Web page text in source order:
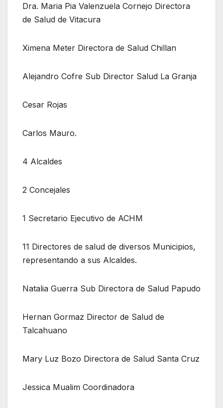
Dra. Maria Pia Valenzuela Cornejo Directora
de Salud de Vitacura
Ximena Meter Directora de Salud Chillan
Alejandro Cofre Sub Director Salud La Granja
Cesar Rojas
Carlos Mauro.
4 Alcaldes
2 Concejales
1 Secretario Ejecutivo de ACHM
11 Directores de salud de diversos Municipios,
representando a sus Alcaldes.
Natalia Guerra Sub Directora de Salud Papudo
Hernan Gormaz Director de Salud de
Talcahuano
Mary Luz Bozo Directora de Salud Santa Cruz
Jessica Mualim Coordinadora